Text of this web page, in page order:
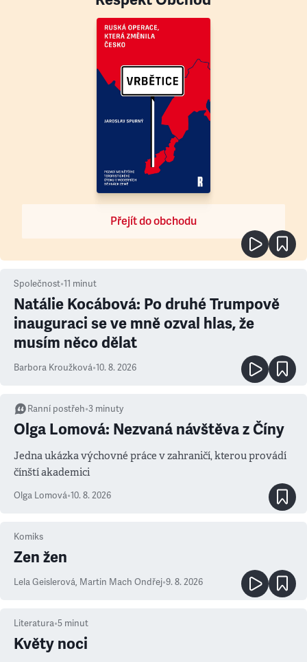
Přejít do obchodu
Společnost•11 minut
Natálie Kocábová: Po druhé Trumpově
inauguraci se ve mně ozval hlas, že
musím něco dělat
Barbora Kroužková•10. 8. 2026
Ranní postřeh•3 minuty
Olga Lomová: Nezvaná návštěva z Číny
Jedna ukázka výchovné práce v zahraničí, kterou provádí
čínští akademici
Olga Lomová•10. 8. 2026
Komiks
Zen žen
Lela Geislerová, Martin Mach Ondřej•9. 8. 2026
Literatura•5 minut
Květy noci